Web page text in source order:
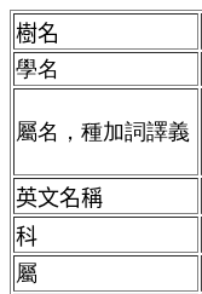
樹名
學名
屬名，種加詞譯義
英文名稱
科
屬